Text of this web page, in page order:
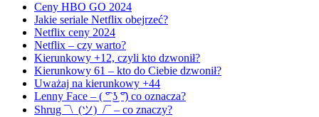
Ceny HBO GO 2024
Jakie seriale Netflix obejrzeć?
Netflix ceny 2024
Netflix – czy warto?
Kierunkowy +12, czyli kto dzwonił?
Kierunkowy 61 – kto do Ciebie dzwonił?
Uważaj na kierunkowy +44
Lenny Face – ( ͡° ͜ʖ ͡°) co oznacza?
Shrug ¯\_(ツ)_/¯ – co znaczy?